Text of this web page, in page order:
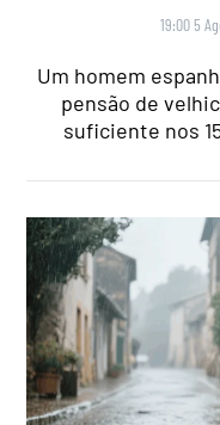
19:00 5
Um homem
pensão de
suficiente nos